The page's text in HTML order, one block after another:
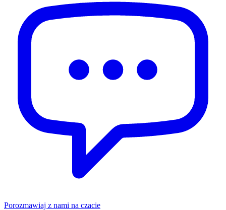
Porozmawiaj z nami na czacie